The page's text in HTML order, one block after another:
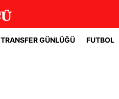
TRANSFER GÜNLÜĞÜ FUTBOL